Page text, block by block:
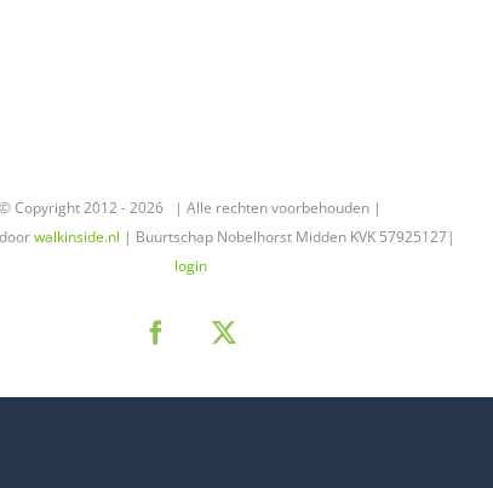
© Copyright 2012 -2026 | Alle rechten voorbehouden |
walkinside.nl | Buurtschap Nobelhorst Midden KVK 57925127|
login
Facebook
X